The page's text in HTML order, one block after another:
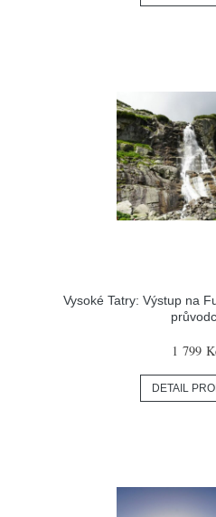
Vysoké Tatry: Výstup na
1 799
DETAIL